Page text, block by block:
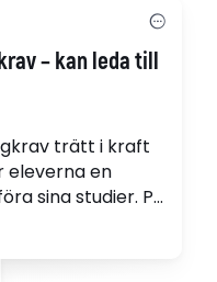
– kan leda till
trätt i kraft
eleverna en
sina studier. På